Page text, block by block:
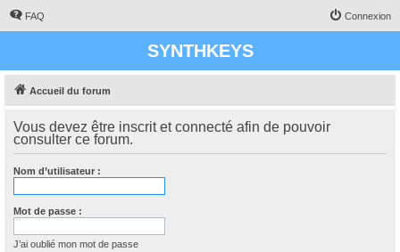
FAQ Connexion
SYNTHKEYS
Accueil du forum
Vous devez être inscrit et connecté afin de pouvoir
consulter ce forum.
Nom d’utilisateur :
Mot de passe :
J’ai oublié mon mot de passe